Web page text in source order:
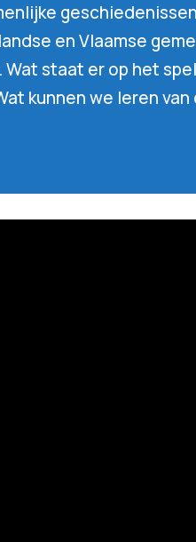
en Vlaamse
staat er op het
kunnen we leren van